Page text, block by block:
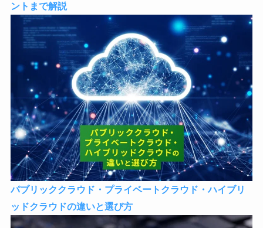
ントまで解説
パブリッククラウド・プライベートクラウド・ハイブリ
ッドクラウドの違いと選び方